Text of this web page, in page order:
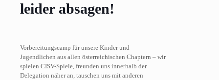
leider absagen!
Vorbereitungscamp für unsere Kinder und
Jugendlichen aus allen österreichischen Chaptern – wir
spielen CISV-Spiele, freunden uns innerhalb der
Delegation näher an, tauschen uns mit anderen